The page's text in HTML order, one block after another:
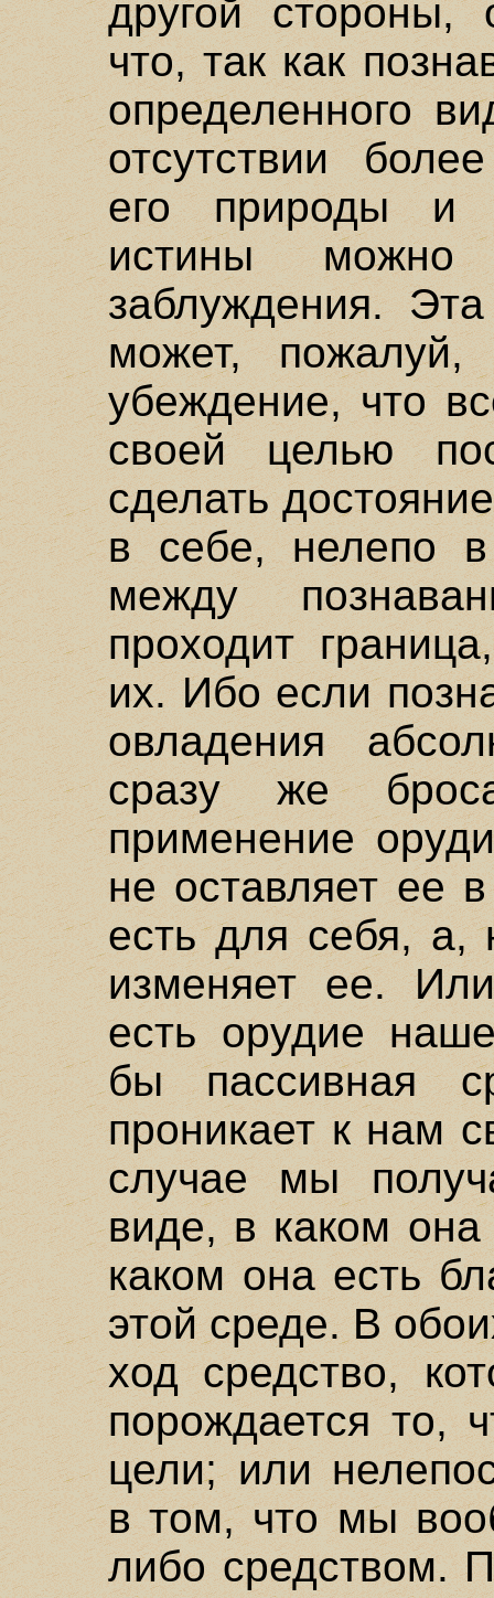
другой
что, так как
определенного
отсутствии
его природы и
истины можно
заблуждения. Эта
может, пожалуй,
убеждение, что
своей целью
сделать
в себе, нелепо
между
проходит
их. Ибо если
овладения
сразу же
применение
не оставляет ее
есть для себя, а,
изменяет ее.
есть орудие
бы пассивная
проникает к нам
случае мы
виде, в каком
каком она есть
этой среде. В
ход средство,
порождается то,
цели; или
в том, что мы
либо средством.